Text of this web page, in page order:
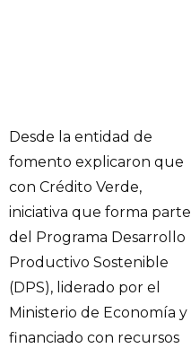
Desde la entidad de
fomento explicaron que
con Crédito Verde,
iniciativa que forma parte
del Programa Desarrollo
Productivo Sostenible
(DPS), liderado por el
Ministerio de Economía y
financiado con recursos